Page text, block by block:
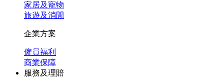
家居及寵物
旅遊及消閒
企業方案
僱員福利
商業保障
服務及理賠